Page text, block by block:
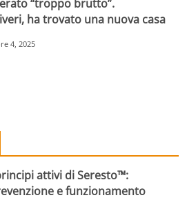
“troppo brutto”.
ha trovato una nuova casa
4, 2025
attivi di Seresto™:
e funzionamento